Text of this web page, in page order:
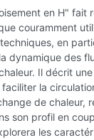
en H" fait
couramment
en
dynamique des
Il décrit
la
de chaleur,
son profil en
les